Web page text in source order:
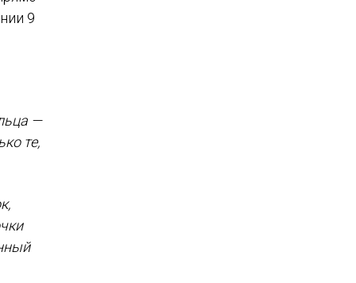
9
—
те,